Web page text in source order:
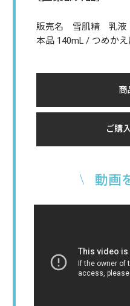
販売名 雪肌精 乳液
本品 140mL / つめか
商
ご購
動画